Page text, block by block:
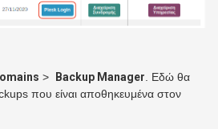
> Backup Manager . Εδώ θα
που είναι αποθηκευμένα στον